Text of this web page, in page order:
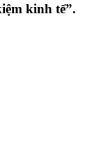
kinh tể”.